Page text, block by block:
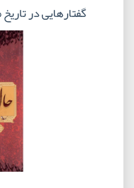
گفتارهایی در